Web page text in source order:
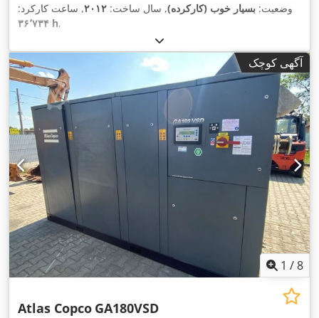
وضعیت: بسیار خوب (کارکرده), سال ساخت: ۲۰۱۲, ساعت کارکرد:
۳۶٬۷۳۴ h,
آگهی کوچک
1 /8
Atlas Copco GA180VSD